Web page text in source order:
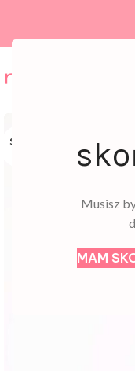
Musisz
MAM
SOLD